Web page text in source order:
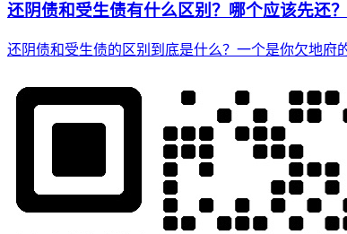
还阴债和受生债有什么区别？哪个应该先还？
还阴债和受生债的区别到底是什么？一个是你欠地府